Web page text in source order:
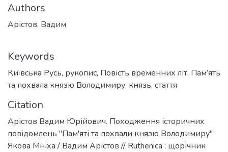
Authors
Арістов, Вадим
Keywords
Київська Русь, рукопис, Повість временних літ, Пам’ять
та похвала князю Володимиру, князь, стаття
Citation
Арістов Вадим Юрійович. Походження історичних
повідомлень "Пам'яті та похвали князю Володимиру"
Якова Мніха / Вадим Арістов // Ruthenica : щорічник